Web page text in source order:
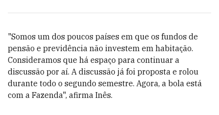
"Somos um dos poucos países em que os fundos de
pensão e previdência não investem em habitação.
Consideramos que há espaço para continuar a
discussão por aí. A discussão já foi proposta e rolou
durante todo o segundo semestre. Agora, a bola está
com a Fazenda", afirma Inês.